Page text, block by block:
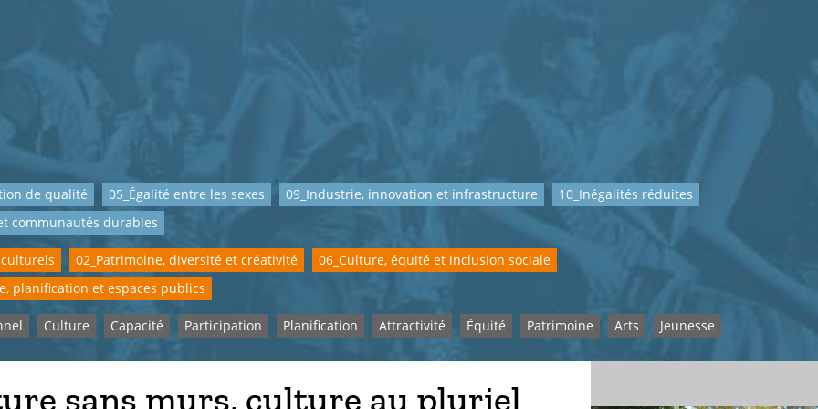
de qualité 05_Égalité entre les sexes 09_Industrie, innovation et infrastructure
10_Inégalités réduites
communautés durables
02_Patrimoine, diversité et créativité
06_Culture, équité et inclusion sociale
planification et espaces publics
Culture Capacité Participation Planification Attractivité Équité Patrimoine Arts Jeunesse
sans murs, culture au pluriel